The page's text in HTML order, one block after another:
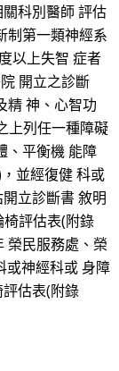
科別醫師 評估
制第一類神經系
以上失智 症者
開立之診斷
精 神、心智功
上列任一種障礙
、平衡機 能障
並經復健 科或
立診斷書 敘明
評估表(附錄
榮民服務處、榮
或神經科或 身障
估表(附錄